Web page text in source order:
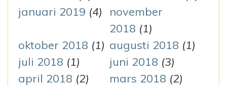
januari 2019 (4)
november
2018 (1)
oktober 2018 (1) augusti 2018 (1)
juli 2018 (1) juni 2018 (3)
april 2018 (2) mars 2018 (2)